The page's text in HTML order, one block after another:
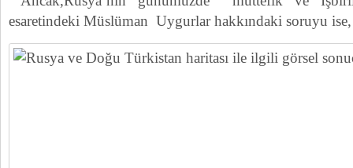
esaretindeki Müslüman Uygurlar hakkındaki soruyu ise,